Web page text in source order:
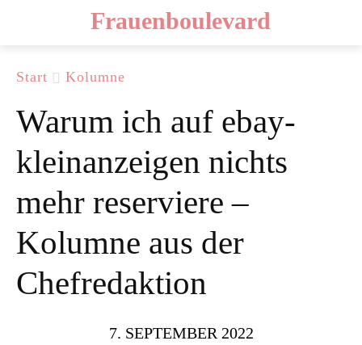
Frauenboulevard
Start Kolumne
Warum ich auf ebay-
kleinanzeigen nichts
mehr reserviere –
Kolumne aus der
Chefredaktion
7. SEPTEMBER 2022